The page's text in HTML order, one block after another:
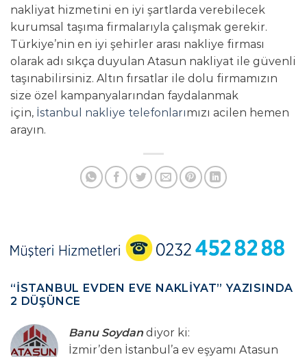
nakliyat hizmetini en iyi şartlarda verebilecek
kurumsal taşıma firmalarıyla çalışmak gerekir.
Türkiye’nin en iyi şehirler arası nakliye firması
olarak adı sıkça duyulan Atasun nakliyat ile güvenli
taşınabilirsiniz. Altın fırsatlar ile dolu firmamızın
size özel kampanyalarından faydalanmak
için, İstanbul nakliye telefonlarımızı acilen hemen
arayın.
“İSTANBUL EVDEN EVE NAKLIYAT” YAZISINDA
2 DÜŞÜNCE
Banu Soydan diyor ki:
İzmir’den İstanbul’a ev eşyamı Atasun